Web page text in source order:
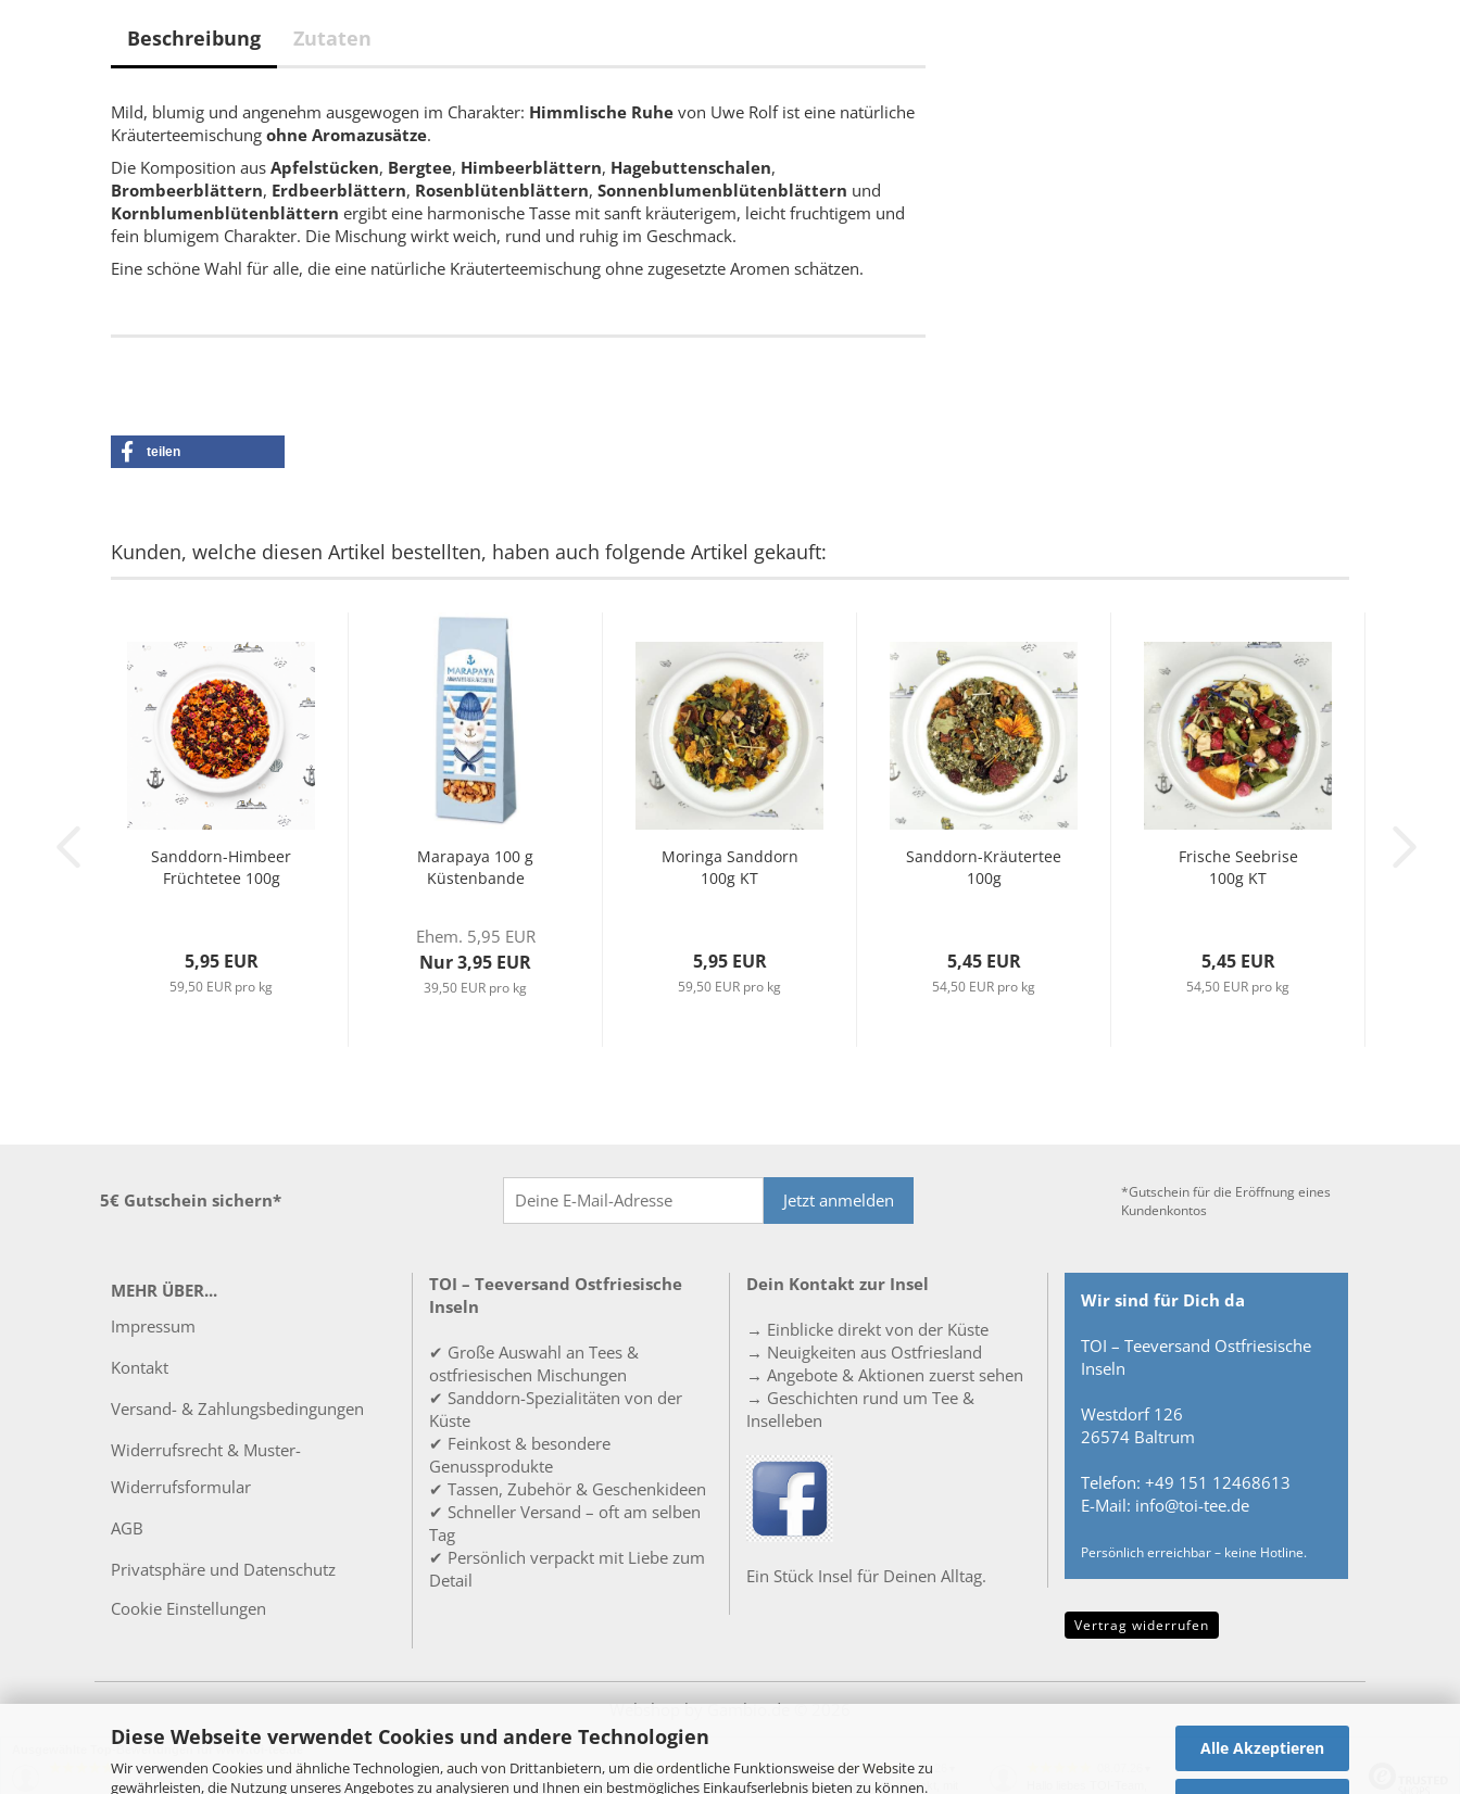
Diese Webseite verwendet Cookies und andere Technologien
Wir verwenden Cookies und ähnliche Technologien, auch von Drittanbietern, um die ordentliche Funktionsweise der Website zu
gewährleisten, die Nutzung unseres Angebotes zu analysieren und Ihnen ein bestmögliches Einkaufserlebnis bieten zu können.
Alle Akzeptieren
Beschreibung Zutaten
Mild, blumig und angenehm ausgewogen im Charakter: Himmlische Ruhe von Uwe Rolf ist eine natürliche
Kräuterteemischung ohne Aromazusätze.
Die Komposition aus Apfelstücken, Bergtee, Himbeerblättern, Hagebuttenschalen,
Brombeerblättern, Erdbeerblättern, Rosenblütenblättern, Sonnenblumenblütenblättern und
Kornblumenblütenblättern ergibt eine harmonische Tasse mit sanft kräuterigem, leicht fruchtigem und
fein blumigem Charakter. Die Mischung wirkt weich, rund und ruhig im Geschmack.
Eine schöne Wahl für alle, die eine natürliche Kräuterteemischung ohne zugesetzte Aromen schätzen.
teilen
Kunden, welche diesen Artikel bestellten, haben auch folgende Artikel gekauft:
Sanddorn-Himbeer
Früchtetee 100g
5,95 EUR
59,50 EUR pro kg
Marapaya 100 g
Küstenbande
Ehem. 5,95 EUR
Nur 3,95 EUR
39,50 EUR pro kg
Moringa Sanddorn
100g KT
5,95 EUR
59,50 EUR pro kg
Sanddorn-Kräutertee
100g
5,45 EUR
54,50 EUR pro kg
Frische Seebrise
100g KT
5,45 EUR
54,50 EUR pro kg
5€ Gutschein sichern* Jetzt anmelden
*Gutschein für die Eröffnung eines
Kundenkontos
MEHR ÜBER...
Impressum
Kontakt
Versand- & Zahlungsbedingungen
Widerrufsrecht & Muster-
Widerrufsformular
AGB
Privatsphäre und Datenschutz
Cookie Einstellungen
TOI – Teeversand Ostfriesische
Inseln
✔ Große Auswahl an Tees &
ostfriesischen Mischungen
✔ Sanddorn-Spezialitäten von der
Küste
✔ Feinkost & besondere
Genussprodukte
✔ Tassen, Zubehör & Geschenkideen
✔ Schneller Versand – oft am selben
Tag
✔ Persönlich verpackt mit Liebe zum
Detail
Dein Kontakt zur Insel
→ Einblicke direkt von der Küste
→ Neuigkeiten aus Ostfriesland
→ Angebote & Aktionen zuerst sehen
→ Geschichten rund um Tee &
Inselleben
Ein Stück Insel für Deinen Alltag.
Wir sind für Dich da
TOI – Teeversand Ostfriesische
Inseln
Westdorf 126
26574 Baltrum
Telefon: +49 151 12468613
E-Mail: info@toi-tee.de
Persönlich erreichbar – keine Hotline.
Vertrag widerrufen
Webshopby Gambio.de © 2026
05.08.26▼ 27.07.26▼
Schneller, unkomplizierter
24.07.26 ▼
Alles super! Schnelle
20.07.26▼
Moin, der Service im Laden
18.07.26
Nachhaltig verpackt, mit